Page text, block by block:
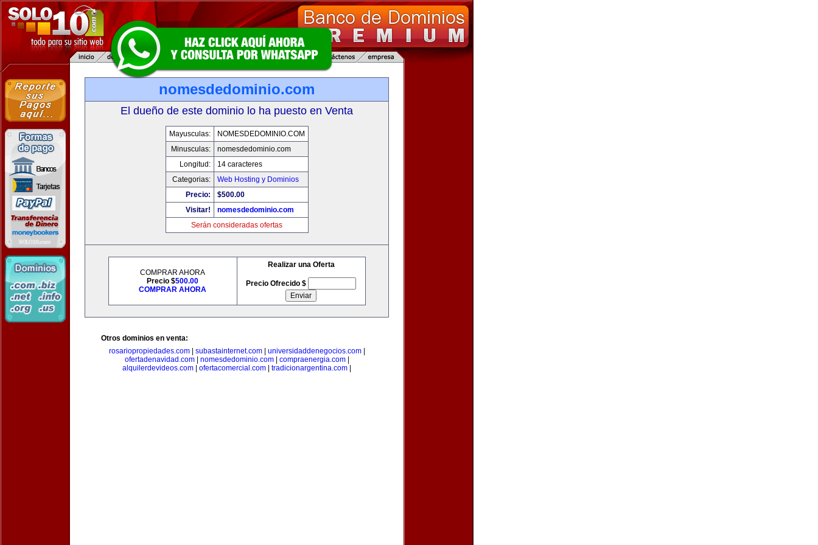
nomesdedominio.com
El dueño de este dominio lo ha puesto en Venta
Mayusculas:
NOMESDEDOMINIO.COM
Minusculas:
nomesdedominio.com
Longitud:
14 caracteres
Categorias:
Web Hosting y Dominios
Precio:
$500.00
Visitar!
nomesdedominio.com
Serán consideradas ofertas
COMPRAR AHORA
Precio $500.00
COMPRAR AHORA
Realizar una Oferta
Precio Ofrecido $
Otros dominios en venta:
rosariopropiedades.com| subastainternet.com| universidaddenegocios.com|
ofertadenavidad.com| nomesdedominio.com| compraenergia.com|
alquilerdevideos.com
ofertacomercial.com tradicionargentina.com